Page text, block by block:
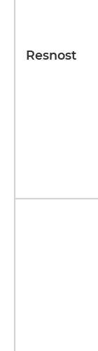
Resnost